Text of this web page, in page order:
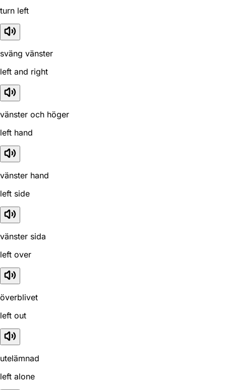
turn left
sväng vänster
left and right
vänster och höger
left hand
vänster hand
left side
vänster sida
left over
överblivet
left out
utelämnad
left alone